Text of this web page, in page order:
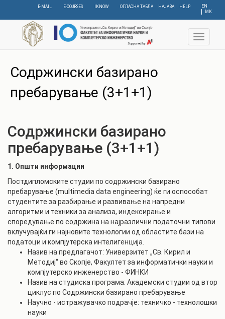
content
EN
МК
E-MAIL E-COURSES IKNOW ОГЛАСНА ТАБЛА НАЈАВА HELP
Toggle
Содржински базирано
пребарување (3+1+1)
Содржински базирано
пребарување (3+1+1)
1. Општи информации
Постдипломските студии по содржински базирано
пребарување (multimedia data engineering) ќе ги оспособат
студентите за разбирање и развивање на напредни
алгоритми и техники за анализа, индексирање и
споредување по содржина на најразлични податочни типови
вклучувајќи ги најновите технологии од областите бази на
податоци и компјутерска интелигенција.
Назив на предлагачот: Универзитет „Св. Кирил и
Методиј“ во Скопје, Факултет за информатички науки и
компјутерско инженерство - ФИНКИ
Назив на студиска програма: Академски студии од втор
циклус по Содржински базирано пребарување
Научно - истражувачко подрачје: техничко - технолошки
науки